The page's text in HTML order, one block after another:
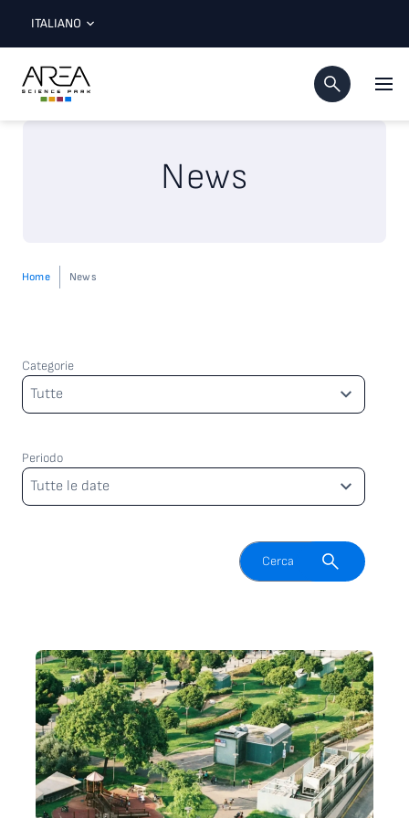
ITALIANO
News
Home News
Categorie
Categorie
Tutte
Periodo
Periodo
Tutte le date
Attiva il campo di ricerca